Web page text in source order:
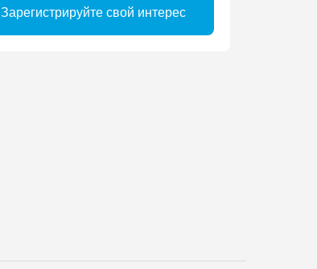
Зарегистрируйте свой интерес